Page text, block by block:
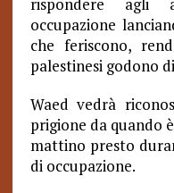
occupazione
che feriscono,
palestinesi godono
Waed vedrà
prigione da quando
mattino presto
di occupazione.